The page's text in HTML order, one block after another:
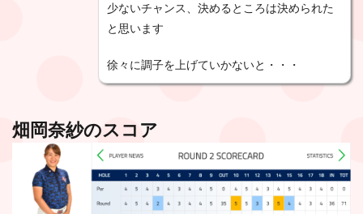
少ないチャンス、決めるところは決められた
と思います
徐々に調子を上げていかないと・・・
畑岡奈紗のスコア